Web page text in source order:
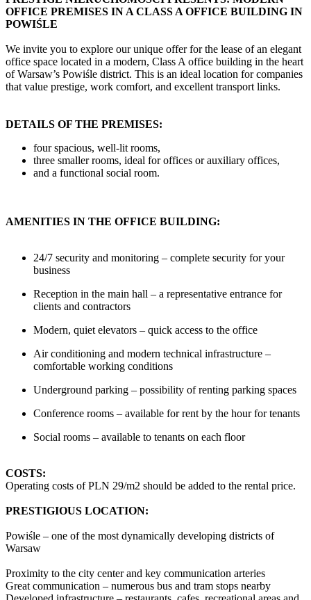
OFFICE PREMISES IN A CLASS A OFFICE BUILDING IN
POWIŚLE
We invite you to explore our unique offer for the lease of an elegant
office space located in a modern, Class A office building in the heart
of Warsaw’s Powiśle district. This is an ideal location for companies
that value prestige, work comfort, and excellent transport links.
DETAILS OF THE PREMISES:
four spacious, well-lit rooms,
three smaller rooms, ideal for offices or auxiliary offices,
and a functional social room.
AMENITIES IN THE OFFICE BUILDING:
24/7 security and monitoring – complete security for your
business
Reception in the main hall – a representative entrance for
clients and contractors
Modern, quiet elevators – quick access to the office
Air conditioning and modern technical infrastructure –
comfortable working conditions
Underground parking – possibility of renting parking spaces
Conference rooms – available for rent by the hour for tenants
Social rooms – available to tenants on each floor
COSTS:
Operating costs of PLN 29/m2 should be added to the rental price.
PRESTIGIOUS LOCATION:
Powiśle – one of the most dynamically developing districts of
Warsaw
Proximity to the city center and key communication arteries
Great communication – numerous bus and tram stops nearby